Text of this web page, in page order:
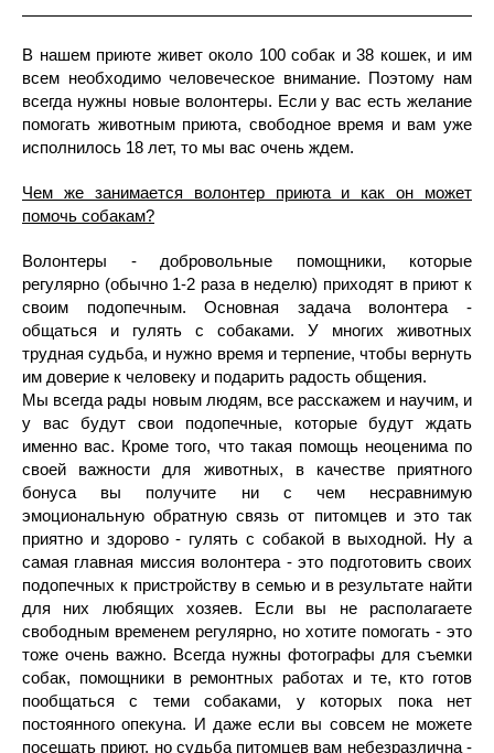
В нашем приюте живет около 100 собак и 38 кошек, и им
всем необходимо человеческое внимание. Поэтому нам
всегда нужны новые волонтеры. Если у вас есть желание
помогать животным приюта, свободное время и вам уже
исполнилось 18 лет, то мы вас очень ждем.
Чем же занимается волонтер приюта и как он может
помочь собакам?
Волонтеры - добровольные помощники, которые
регулярно (обычно 1-2 раза в неделю) приходят в приют к
своим подопечным. Основная задача волонтера -
общаться и гулять с собаками. У многих животных
трудная судьба, и нужно время и терпение, чтобы вернуть
им доверие к человеку и подарить радость общения.
Мы всегда рады новым людям, все расскажем и научим, и
у вас будут свои подопечные, которые будут ждать
именно вас. Кроме того, что такая помощь неоценима по
своей важности для животных, в качестве приятного
бонуса вы получите ни с чем несравнимую
эмоциональную обратную связь от питомцев и это так
приятно и здорово - гулять с собакой в выходной. Ну а
самая главная миссия волонтера - это подготовить своих
подопечных к пристройству в семью и в результате найти
для них любящих хозяев. Если вы не располагаете
свободным временем регулярно, но хотите помогать - это
тоже очень важно. Всегда нужны фотографы для съемки
собак, помощники в ремонтных работах и те, кто готов
пообщаться с теми собаками, у которых пока нет
постоянного опекуна. И даже если вы совсем не можете
посещать приют, но судьба питомцев вам небезразлична -